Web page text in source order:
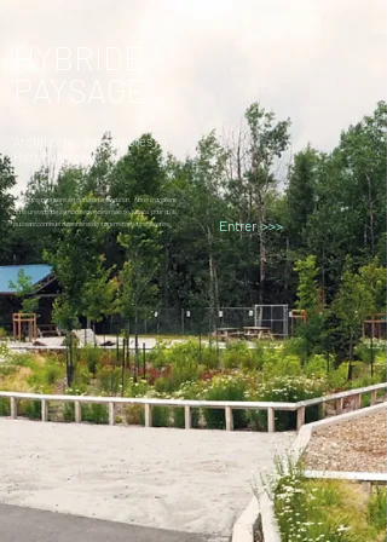
Architectes paysagistes +
Horticultrices
Entrer >>>
Les paysages sont en constante évolution. Nous travaillons
dans un esprit de symbiose avec les milieux vivants, pour qu’ils
puissent continuer de porter et de transmettre leurs histoires.